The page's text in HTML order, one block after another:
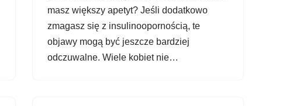
masz większy apetyt? Jeśli dodatkowo
zmagasz się z insulinoopornością, te
objawy mogą być jeszcze bardziej
odczuwalne. Wiele kobiet nie…